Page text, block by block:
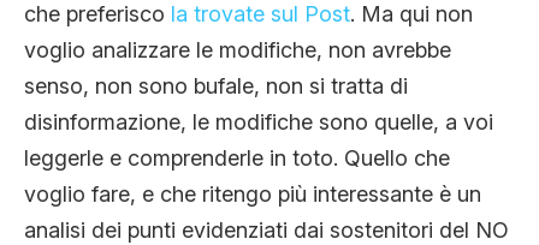
che preferisco la trovate sul Post. Ma qui non
voglio analizzare le modifiche, non avrebbe
senso, non sono bufale, non si tratta di
disinformazione, le modifiche sono quelle, a voi
leggerle e comprenderle in toto. Quello che
voglio fare, e che ritengo più interessante è un
analisi dei punti evidenziati dai sostenitori del NO